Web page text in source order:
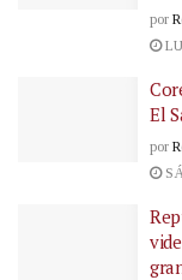
por
El
por